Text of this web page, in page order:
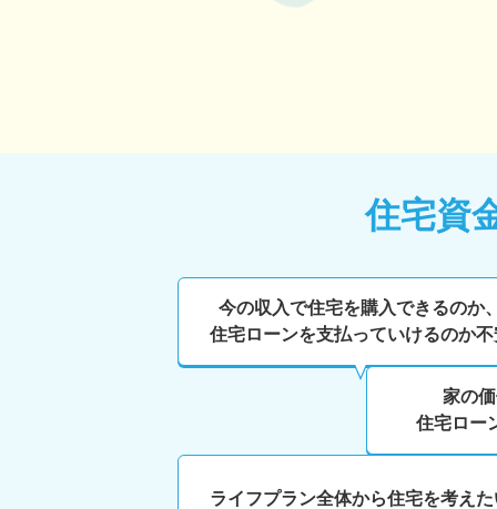
住宅資
今の収入で住宅を購入できるのか
住宅ローンを支払っていけるのか不
家の
住宅ロー
ライフプラン全体から住宅を考えた